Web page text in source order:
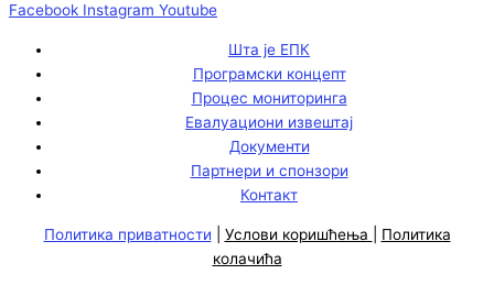
Facebook Instagram Youtube
Шта је ЕПК
Програмски концепт
Процес мониторинга
Евалуациони извештај
Документи
Партнери и спонзори
Контакт
Политика приватности Услови коришћења
Политика
колачића